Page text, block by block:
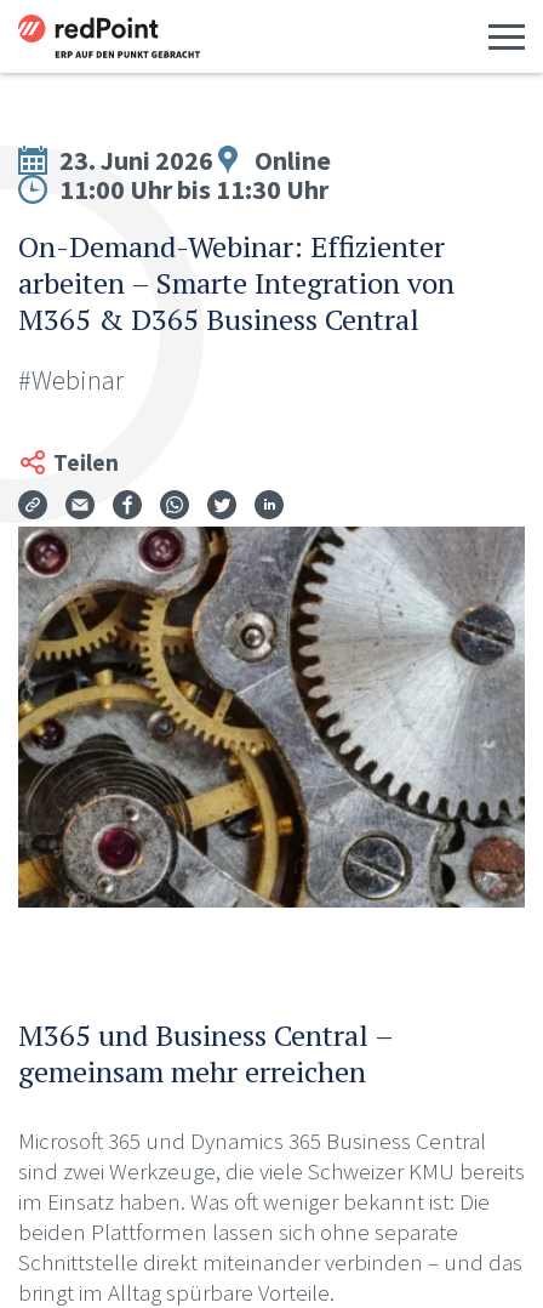
23. Juni 2026
Online
11:00 Uhr bis 11:30 Uhr
On-Demand-Webinar: Effizienter
arbeiten – Smarte Integration von
M365 & D365 Business Central
#Webinar
Teilen
Teilen
Via Mail teilen
Auf Facebook teilen
Auf WhatsApp teilen
Auf Twitter teilen
Auf LinkedIn teilen
M365 und Business Central –
gemeinsam mehr erreichen
Microsoft 365 und Dynamics 365 Business Central
sind zwei Werkzeuge, die viele Schweizer KMU bereits
im Einsatz haben. Was oft weniger bekannt ist: Die
beiden Plattformen lassen sich ohne separate
Schnittstelle direkt miteinander verbinden – und das
bringt im Alltag spürbare Vorteile.